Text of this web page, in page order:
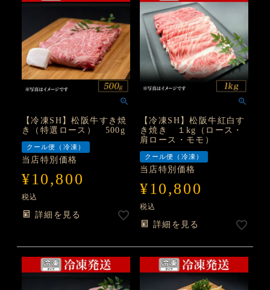
【冷凍SH】松阪牛すき焼
き（特選ロース） 500g
クール便（冷凍）
当店特別価格
¥10,800
税込
詳細を見る
【冷凍SH】松阪牛紅白す
き焼き １kg（ロース・
肩ロース・モモ）
クール便（冷凍）
当店特別価格
¥10,800
税込
詳細を見る